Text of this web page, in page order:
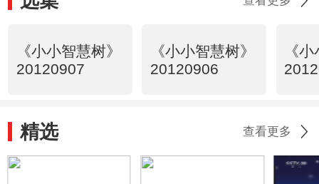
《小小智慧树》
20120907
《小小智慧树》
20120906
《
精选 查看更多